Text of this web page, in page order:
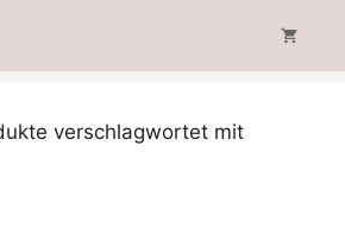
verschlagwortet mit